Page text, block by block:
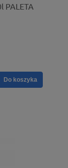
PALETA
Do koszyka